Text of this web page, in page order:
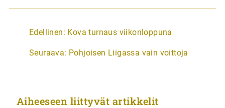
A
t
k
Edellinen: Kova turnaus viikonloppuna
Seuraava: Pohjoisen Liigassa vain voittoja
Aiheeseen liittyvät artikkelit